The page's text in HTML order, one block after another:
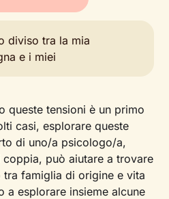
diviso tra la mia
e i miei
queste tensioni è un primo
casi, esplorare queste
di uno/a psicologo/a,
può aiutare a trovare
tra famiglia di origine e vita
a esplorare insieme alcune